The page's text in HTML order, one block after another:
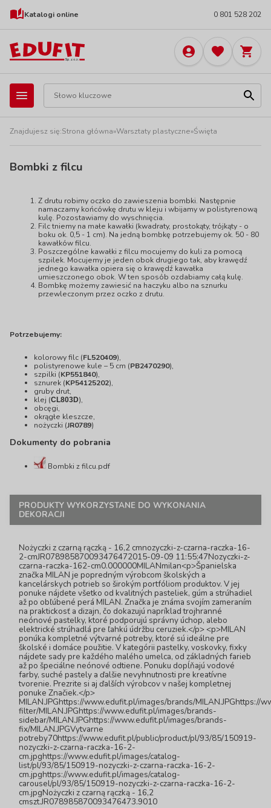
Katalogi online 0 801 528 202
Znajdujesz się:Strona główna»Warsztaty plastyczne»Święta
Bombki z filcu
Z drutu robimy oczko do zawieszenia bombki. Następnie
namaczamy końcówkę drutu w kleju i wbijamy w polistyrenową
kulę. Pozostawiamy do wyschnięcia.
Filc tniemy na małe kawałki (kwadraty, prostokąty, trójkąty - o
boku ok. 0,5 - 1 cm). Na jedną bombkę potrzebujemy ok. 50 - 80
kawałków filcu.
Poszczególne kawałki z filcu mocujemy do kuli za pomocą
szpilek. Mocujemy je jeden obok drugiego tak, aby krawędź
jednego kawałka opiera się o krawędź kawałka
umieszczonego obok. W ten sposób ozdabiamy całą kulę.
Bombkę możemy zawiesić na haczyku albo na sznurku
przewleczonym przez oczko z drutu.
Potrzebujemy:
kolorowy filc (FL520409),
polistyrenowe kule – 5 cm (PB2470290),
szpilki (KP551840),
sznurek (KP54125202),
gruby drut,
klej (CL803D),
obcęgi,
okrągłe kleszcze,
nożyczki (JR0789)
Dokumenty do pobrania
Bombki z filcu.pdf
PRODUKTY WYKORZYSTANE DO WYKONANIA
DEKORACJI
Nożyczki z czarną rączką - 16,2 cmnozyczki-z-czarna-raczka-16-
2-cmJR078985870093476472015-09-09 11:55:47Nozyczki-z-
czarna-raczka-162-cm0.000000MILANmilan<p>Španielska
značka MILAN je popredným výrobcom školských a
kancelárskych potrieb so širokým portfóliom produktov. V jej
ponuke nájdete všetko od kvalitných pasteliek, gúm a strúhadiel
až po obľúbené perá MILAN. Značka je známa svojím zameraním
na praktickosť a dizajn, čo dokazujú napríklad trojhranné
neónové pastelky, ktoré podporujú správny úchop, alebo
elektrické strúhadlá pre ľahkú údržbu ceruziek.</p> <p>MILAN
ponúka kompletné výtvarné potreby, ktoré sú ideálne pre
školské i domáce použitie. V kategórii pastelky, voskovky, fixky
nájdete sady pre každého malého umelca, od základných farieb
až po špeciálne neónové odtiene. Ponuku dopĺňajú vodové
farby, suché pastely a ďalšie nevyhnutnosti pre kreatívne
tvorenie. Prezrite si aj ďalších výrobcov v našej kompletnej
ponuke Značiek.</p>
MILAN.JPGhttps://www.edufit.pl/images/brands/
filter/MILAN.JPGhttps://www.edufit.pl/images/brands-
sidebar/MILAN.JPGhttps://www.edufit.pl/images/brands-
fix/MILAN.JPGVytvarne
potreby70https://www.edufit.pl/public/product/pl/93/85/150919-
nozyczki-z-czarna-raczka-16-2-
cm.jpghttps://www.edufit.pl/images/catalog-
list/pl/93/85/150919-nozyczki-z-czarna-raczka-16-2-
cm.jpghttps://www.edufit.pl/images/catalog-
carousel/pl/93/85/150919-nozyczki-z-czarna-raczka-16-2-
cm.jpgNożyczki z czarną rączką - 16,2
cmszt.JR078985870093476473.9010